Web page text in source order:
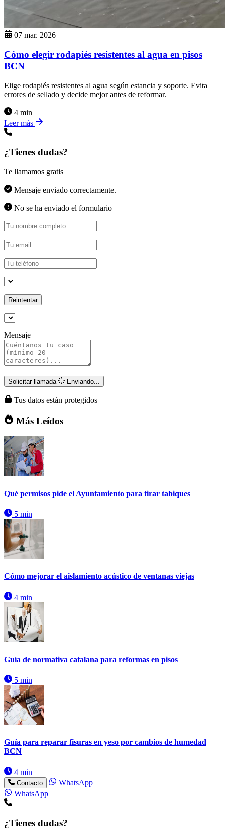
07 mar. 2026
Cómo elegir rodapiés resistentes al agua en pisos
BCN
Elige rodapiés resistentes al agua según estancia y soporte. Evita
errores de sellado y decide mejor antes de reformar.
4 min
Leer más
¿Tienes dudas?
Te llamamos gratis
Mensaje enviado correctamente.
No se ha enviado el formulario
Reintentar
Mensaje
Solicitar llamada Enviando...
Tus datos están protegidos
Más Leídos
Qué permisos pide el Ayuntamiento para tirar tabiques
5 min
Cómo mejorar el aislamiento acústico de ventanas viejas
4 min
Guía de normativa catalana para reformas en pisos
5 min
Guía para reparar fisuras en yeso por cambios de humedad
BCN
4 min
Contacto
WhatsApp
WhatsApp
¿Tienes dudas?